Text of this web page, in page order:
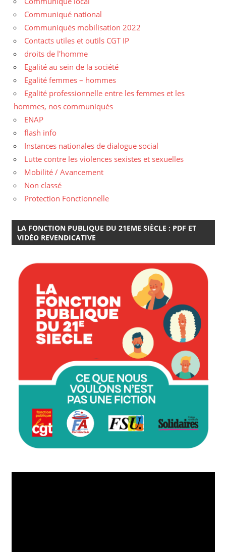
Communiqué national
Communiqués mobilisation 2022
Contacts utiles et outils CGT IP
droits de l'homme
Egalité au sein de la société
Egalité femmes – hommes
Egalité professionnelle entre les femmes et les
hommes, nos communiqués
ENAP
flash info
Instances nationales de dialogue social
Lutte contre les violences sexistes et sexuelles
Mobilité / Avancement
Non classé
Protection Fonctionnelle
LA FONCTION PUBLIQUE DU 21EME SIÈCLE : PDF ET
VIDÉO REVENDICATIVE